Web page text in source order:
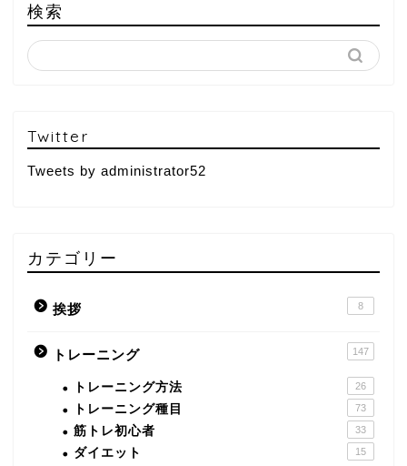
検索
Twitter
Tweets by administrator52
カテゴリー
挨拶 8
トレーニング 147
トレーニング方法 26
トレーニング種目 73
筋トレ初心者 33
ダイエット 15